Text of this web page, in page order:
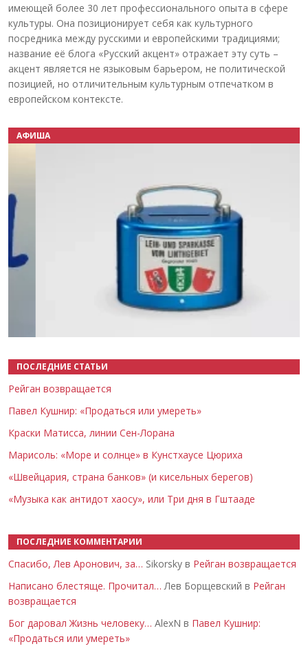
имеющей более 30 лет профессионального опыта в сфере
культуры. Она позиционирует себя как культурного
посредника между русскими и европейскими традициями;
название её блога «Русский акцент» отражает эту суть –
акцент является не языковым барьером, не политической
позицией, но отличительным культурным отпечатком в
европейском контексте.
АФИША
ПОСЛЕДНИЕ СТАТЬИ
Рейган возвращается
Павел Кушнир: «Продаться или умереть»
Краски Матисса, линии Сен-Лорана
Марисоль: «Море и солнце» в Кунстхаусе Цюриха
«Швейцария, страна банков» (и кисельных берегов)
«Музыка как антидот хаосу», или Три дня в Гштааде
ПОСЛЕДНИЕ КОММЕНТАРИИ
Спасибо, Лев Аронович, за… Sikorsky в Рейган возвращается
Написано блестяще. Прочитал… Лев Борщевский в Рейган
возвращается
Бог даровал Жизнь человеку… AlexN в Павел Кушнир:
«Продаться или умереть»